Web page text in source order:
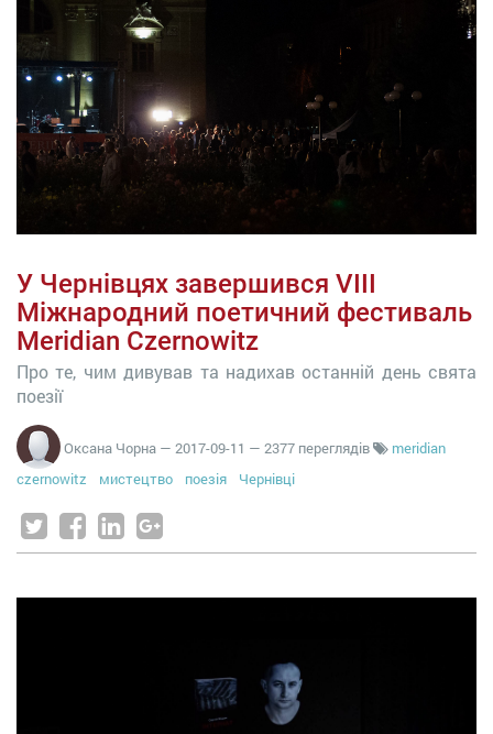
У Чернівцях завершився VIII
Міжнародний поетичний фестиваль
Meridian Czernowitz
Про те, чим дивував та надихав останній день свята
поезії
Оксана Чорна — 2017-09-11 — 2377 переглядів
meridian
czernowitz
мистецтво поезія Чернівці